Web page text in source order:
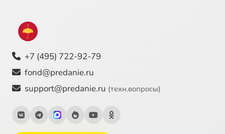
+7 (495) 722-92-79
fond@predanie.ru
support@predanie.ru (техн.вопросы)